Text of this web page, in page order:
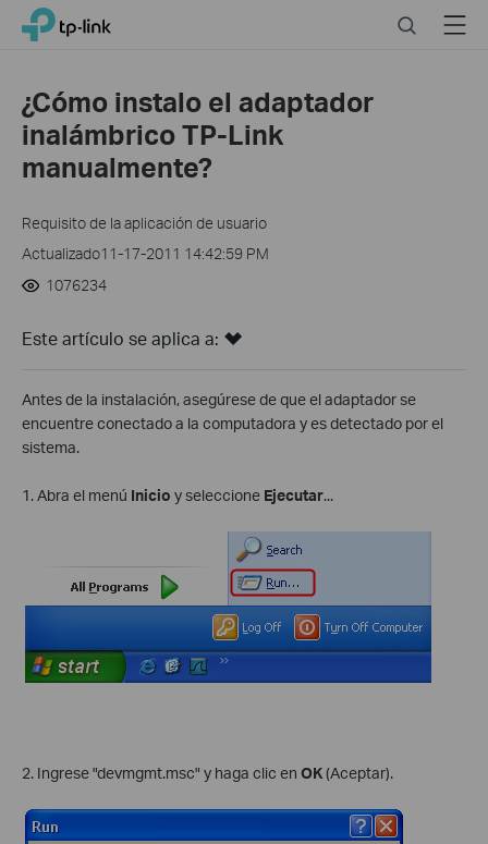
Click
navigation
TP-Link, Reliably Smart SearchMenu
¿Cómo instalo el adaptador
inalámbrico TP-Link
manualmente?
Requisito de la aplicación de usuario
Actualizado11-17-2011 14:42:59 PM
1076234
Este artículo se aplica a:
Antes de la instalación, asegúrese de que el adaptador se
encuentre conectado a la computadora y es detectado por el
sistema.
1. Abra el menú Inicio y seleccione Ejecutar...
2. Ingrese "devmgmt.msc" y haga clic en OK(Aceptar).